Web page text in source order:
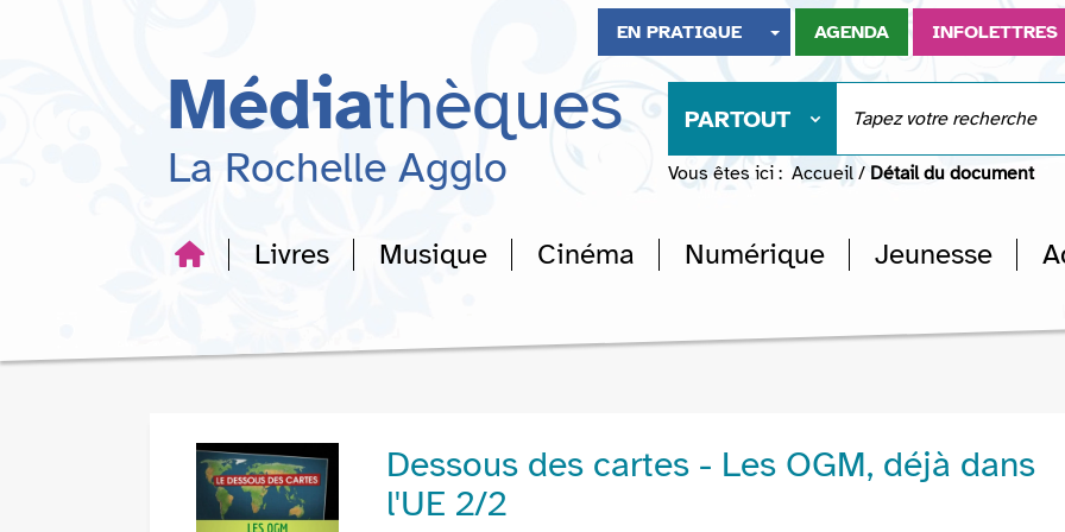
recherche
EN PRATIQUE AGENDA INFOLETTRES
Médiathèques
La Rochelle Agglo
PARTOUT
Vous êtes ici : Accueil / Détail du document
Livres Musique Cinéma Numérique Jeunesse
Dessous des cartes - Les OGM, déjà dans
l'UE 2/2